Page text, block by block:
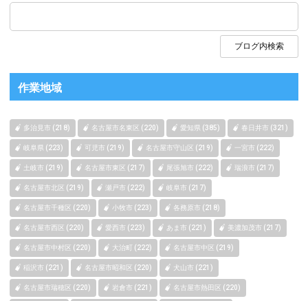
作業地域
多治見市 (218) 名古屋市名東区 (220) 愛知県 (385) 春日井市 (321)
岐阜県 (223) 可児市 (219) 名古屋市守山区 (219) 一宮市 (222)
土岐市 (219) 名古屋市東区 (217) 尾張旭市 (222) 瑞浪市 (217)
名古屋市北区 (219) 瀬戸市 (222) 岐阜市 (217)
名古屋市千種区 (220) 小牧市 (223) 各務原市 (218)
名古屋市西区 (220) 愛西市 (223) あま市 (221) 美濃加茂市 (217)
名古屋市中村区 (220) 大治町 (222) 名古屋市中区 (219)
稲沢市 (221) 名古屋市昭和区 (220) 犬山市 (221)
名古屋市瑞穂区 (220) 岩倉市 (221) 名古屋市熱田区 (220)